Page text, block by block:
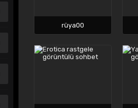
rüya00